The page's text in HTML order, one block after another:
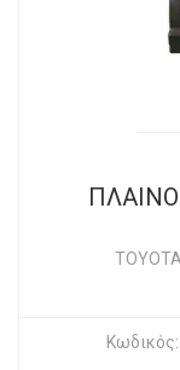
TOYOTA
Κωδικός: